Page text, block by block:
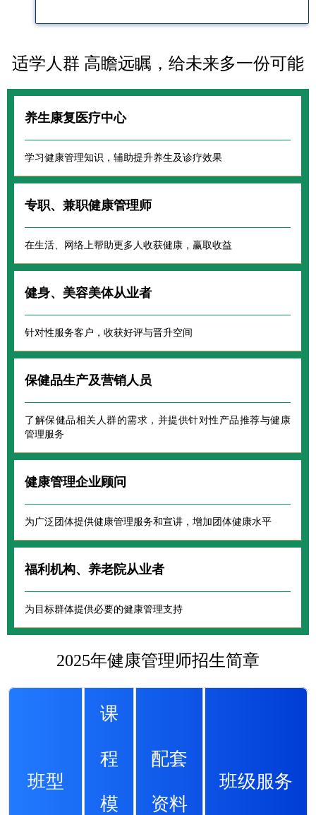
适学人群 高瞻远瞩，给未来多一份可能
养生康复医疗中心
学习健康管理知识，辅助提升养生及诊疗效果
专职、兼职健康管理师
在生活、网络上帮助更多人收获健康，赢取收益
健身、美容美体从业者
针对性服务客户，收获好评与晋升空间
保健品生产及营销人员
了解保健品相关人群的需求，并提供针对性产品推荐与健康
管理服务
健康管理企业顾问
为广泛团体提供健康管理服务和宣讲，增加团体健康水平
福利机构、养老院从业者
为目标群体提供必要的健康管理支持
2025年健康管理师招生简章
班型
课
程
模
配套
资料
班级服务